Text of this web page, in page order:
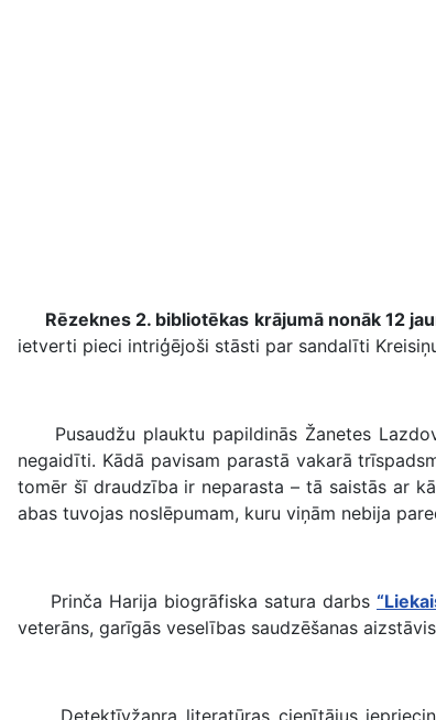
Rēzeknes 2. bibliotēkas krājumā nonāk 12
ietverti pieci intriģējoši stāsti par sandalīti
Pusaudžu plauktu papildinās Žanetes
negaidīti. Kādā pavisam parastā vakarā
tomēr šī draudzība ir neparasta – tā saistās ar
abas tuvojas noslēpumam, kuru viņām nebija
Prinča Harija biogrāfiska satura darbs
veterāns, garīgās veselības saudzēšanas
Detektīvžanra literatūras cienītājus